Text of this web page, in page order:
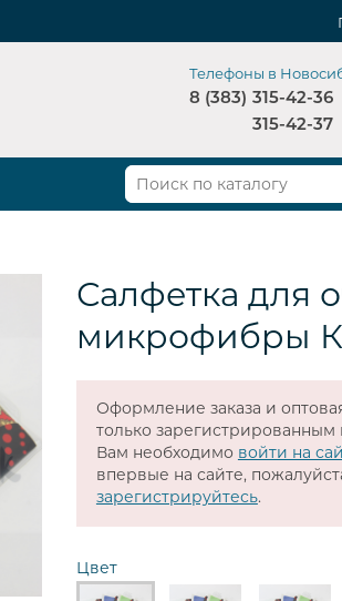
Телефоны в
8 (383) 315-42-36
315-42-37
Салфетка для
микрофибры
Оформление заказа и
только зарегистрированным
Вам необходимо войти на
впервые на сайте,
зарегистрируйтесь.
Цвет